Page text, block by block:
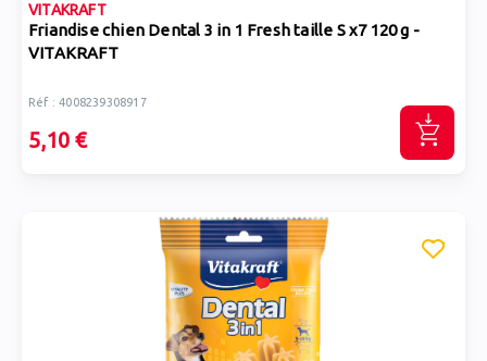
VITAKRAFT
Friandise chien Dental 3 in 1 Fresh taille S x7 120 g -
VITAKRAFT
Réf : 4008239308917
5,10 €